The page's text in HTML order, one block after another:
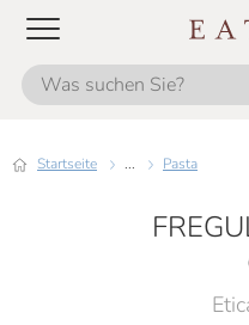
Startseite ... Pasta